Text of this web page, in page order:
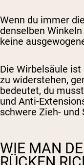
Wenn du immer
denselben
keine
Die Wirbelsäule
zu widerstehen,
bedeutet, du
und Anti-
schwere Zieh- und
WIE MAN